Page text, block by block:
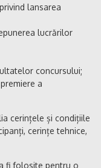
lansarea
lucrărilor
concursului;
a
cerințele și condițiile
cerințe tehnice,
fi folosite pentru o